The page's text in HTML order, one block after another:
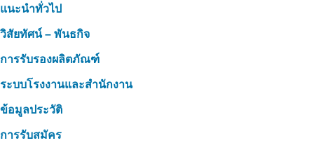
แนะนำทั่วไป
วิสัยทัศน์ – พันธกิจ
การรับรองผลิตภัณฑ์
ระบบโรงงานและสำนักงาน
ข้อมูลประวัติ
การรับสมัคร